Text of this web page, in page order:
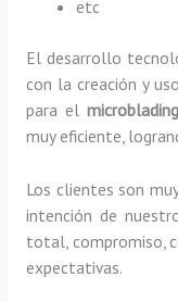
etc
El desarrollo
con la creación y
para el
muy eficiente,
Los clientes son
intención de
total, compromiso,
expectativas.